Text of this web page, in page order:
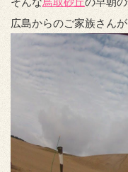
広島からのご家族さん